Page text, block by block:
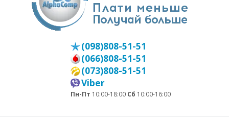
(098)808-51-51
(066)808-51-51
(073)808-51-51
Viber
Пн-Пт 10:00-18:00 Сб 10:00-16:00